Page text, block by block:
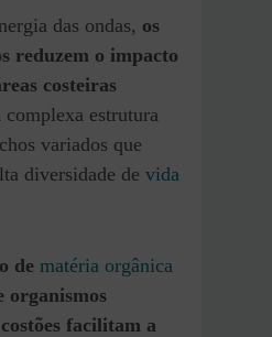
das ondas, os
reduzem o impacto
costeiras
complexa estrutura
variados que
diversidade de vida
de matéria orgânica
organismos
facilitam a